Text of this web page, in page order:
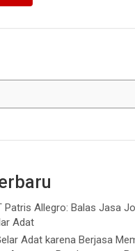
Patris Allegro: Balas Jasa
Adat
Adat karena Berjasa